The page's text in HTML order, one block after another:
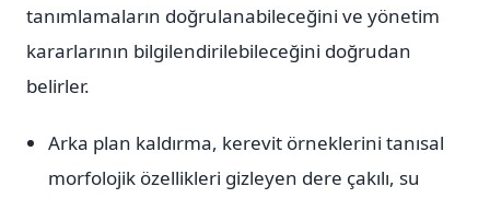
tanımlamaların doğrulanabileceğini ve yönetim
kararlarının bilgilendirilebileceğini doğrudan
belirler.
Arka plan kaldırma, kerevit örneklerini tanısal
morfolojik özellikleri gizleyen dere çakılı, su